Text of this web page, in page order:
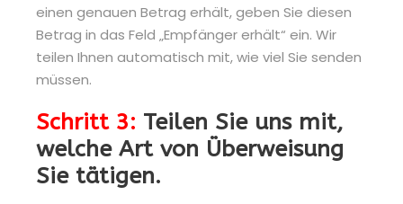
einen genauen Betrag erhält, geben Sie diesen
Betrag in das Feld „Empfänger erhält“ ein. Wir
teilen Ihnen automatisch mit, wie viel Sie senden
müssen.
Schritt 3: Teilen Sie uns mit,
welche Art von Überweisung
Sie tätigen.